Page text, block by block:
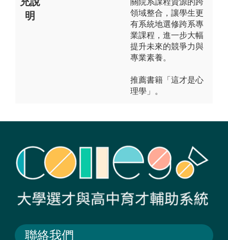
明
領域整合，讓學生更
有系統地選修跨系專
業課程，進一步大幅
提升未來的競爭力與
專業素養。
推薦書籍「這才是心
理學」。
聯絡我們